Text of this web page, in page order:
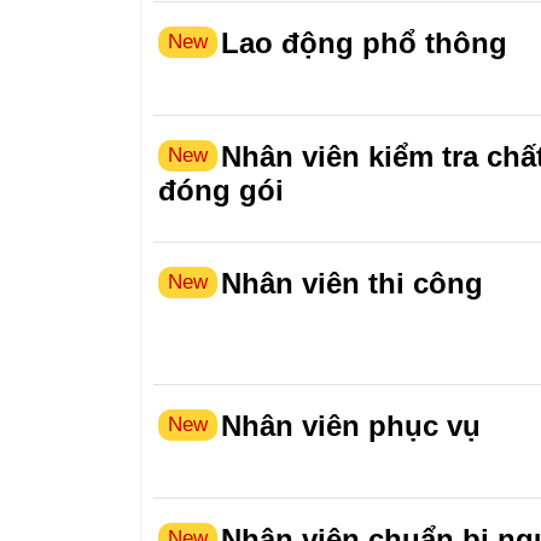
New Lao động phổ thông
New
Nhân viên kiểm tra
đóng gói
New Nhân viên thi công
New Nhân viên phục vụ